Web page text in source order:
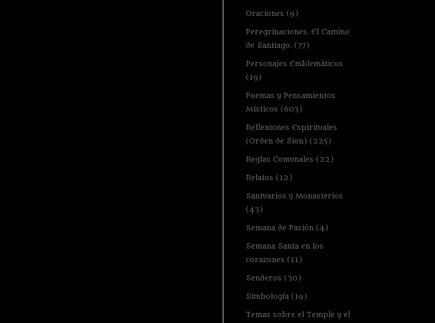
Oraciones (9)
Peregrinaciones. El Camino
de Santiago. (77)
Personajes Emblemáticos
(19)
Poemas y Pensamientos
Místicos (603)
Reflexiones Espirituales
(Orden de Sion) (225)
Reglas Comunales (22)
Relatos (12)
Santuarios y Monasterios
(43)
Semana de Pasión (4)
Semana Santa en los
corazones (11)
Senderos (30)
Simbología (19)
Temas sobre el Temple y el